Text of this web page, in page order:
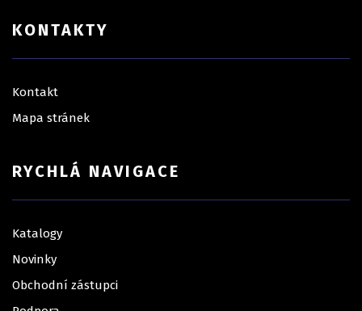
KONTAKTY
Kontakt
Mapa stránek
RYCHLÁ NAVIGACE
Katalogy
Novinky
Obchodní zástupci